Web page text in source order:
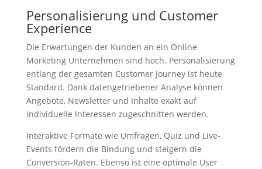
Personalisierung und Customer
Experience
Die Erwartungen der Kunden an ein Online
Marketing Unternehmen sind hoch. Personalisierung
entlang der gesamten Customer Journey ist heute
Standard. Dank datengetriebener Analyse können
Angebote, Newsletter und Inhalte exakt auf
individuelle Interessen zugeschnitten werden.
Interaktive Formate wie Umfragen, Quiz und Live-
Events fördern die Bindung und steigern die
Conversion-Raten. Ebenso ist eine optimale User